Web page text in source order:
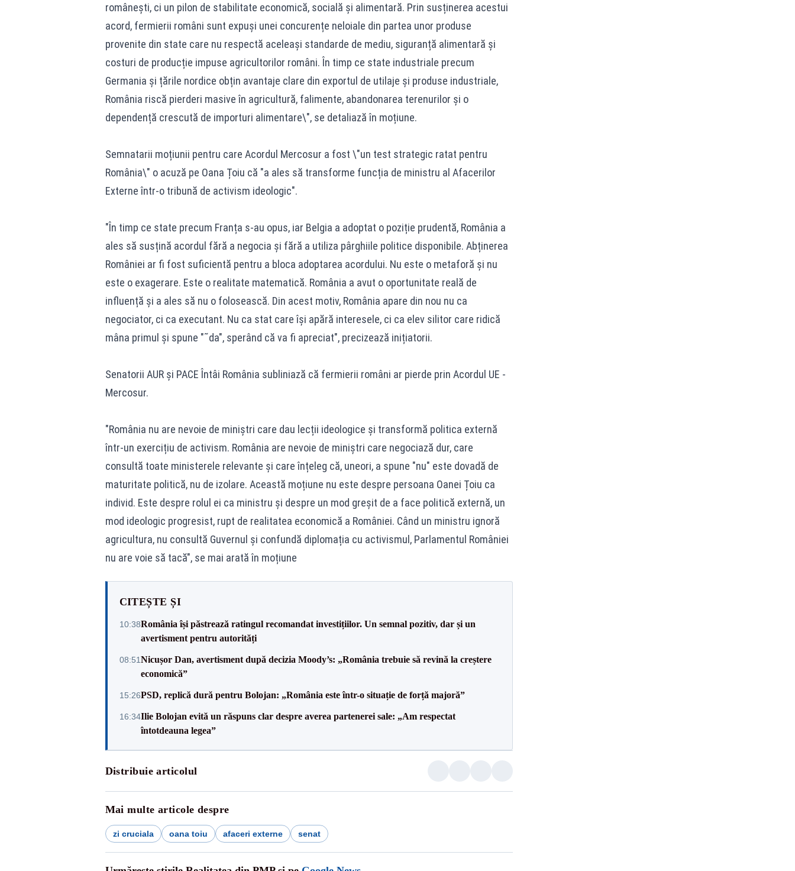
românești, ci un pilon de stabilitate economică, socială și alimentară. Prin susținerea acestui
acord, fermierii români sunt expuși unei concurențe neloiale din partea unor produse
provenite din state care nu respectă aceleași standarde de mediu, siguranță alimentară și
costuri de producție impuse agricultorilor români. În timp ce state industriale precum
Germania și țările nordice obțin avantaje clare din exportul de utilaje și produse industriale,
România riscă pierderi masive în agricultură, falimente, abandonarea terenurilor și o
dependență crescută de importuri alimentare\", se detaliază în moțiune.
Semnatarii moțiunii pentru care Acordul Mercosur a fost \"un test strategic ratat pentru
România\" o acuză pe Oana Țoiu că "a ales să transforme funcția de ministru al Afacerilor
Externe într-o tribună de activism ideologic".
"În timp ce state precum Franța s-au opus, iar Belgia a adoptat o poziție prudentă, România a
ales să susțină acordul fără a negocia și fără a utiliza pârghiile politice disponibile. Abținerea
României ar fi fost suficientă pentru a bloca adoptarea acordului. Nu este o metaforă și nu
este o exagerare. Este o realitate matematică. România a avut o oportunitate reală de
influență și a ales să nu o folosească. Din acest motiv, România apare din nou nu ca
negociator, ci ca executant. Nu ca stat care își apără interesele, ci ca elev silitor care ridică
mâna primul și spune "˜da", sperând că va fi apreciat", precizează inițiatorii.
Senatorii AUR și PACE Întâi România subliniază că fermierii români ar pierde prin Acordul UE -
Mercosur.
"România nu are nevoie de miniștri care dau lecții ideologice și transformă politica externă
într-un exercițiu de activism. România are nevoie de miniștri care negociază dur, care
consultă toate ministerele relevante și care înțeleg că, uneori, a spune "nu" este dovadă de
maturitate politică, nu de izolare. Această moțiune nu este despre persoana Oanei Țoiu ca
individ. Este despre rolul ei ca ministru și despre un mod greșit de a face politică externă, un
mod ideologic progresist, rupt de realitatea economică a României. Când un ministru ignoră
agricultura, nu consultă Guvernul și confundă diplomația cu activismul, Parlamentul României
nu are voie să tacă", se mai arată în moțiune
CITEȘTE ȘI
10:38România își păstrează ratingul recomandat investițiilor. Un semnal pozitiv, dar și un
avertisment pentru autorități
08:51Nicușor Dan, avertisment după decizia Moody’s: „România trebuie să revină la creștere
economică”
15:26PSD, replică dură pentru Bolojan: „România este într-o situație de forță majoră”
16:34Ilie Bolojan evită un răspuns clar despre averea partenerei sale: „Am respectat
întotdeauna legea”
Distribuie articolul
Mai multe articole despre
zi cruciala oana toiu afaceri externe senat